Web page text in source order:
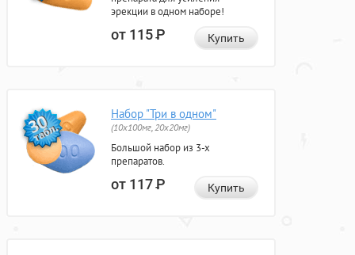
эрекции в одном наборе!
от 115Р Купить
Набор "Три в одном"
(10x100мг, 20x20мг)
Большой набор из 3-х
препаратов.
от 117Р Купить